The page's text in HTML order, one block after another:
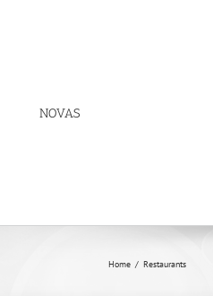
NOVAS
Home / Restaurants